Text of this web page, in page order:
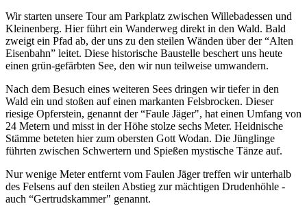
Wir starten unsere Tour am Parkplatz zwischen Willebadessen und
Kleinenberg. Hier führt ein Wanderweg direkt in den Wald. Bald
zweigt ein Pfad ab, der uns zu den steilen Wänden über der “Alten
Eisenbahn” leitet. Diese historische Baustelle beschert uns heute
einen grün-gefärbten See, den wir nun teilweise umwandern.
Nach dem Besuch eines weiteren Sees dringen wir tiefer in den
Wald ein und stoßen auf einen markanten Felsbrocken. Dieser
riesige Opferstein, genannt der “Faule Jäger", hat einen Umfang von
24 Metern und misst in der Höhe stolze sechs Meter. Heidnische
Stämme beteten hier zum obersten Gott Wodan. Die Jünglinge
führten zwischen Schwertern und Spießen mystische Tänze auf.
Nur wenige Meter entfernt vom Faulen Jäger treffen wir unterhalb
des Felsens auf den steilen Abstieg zur mächtigen Drudenhöhle -
auch “Gertrudskammer" genannt.